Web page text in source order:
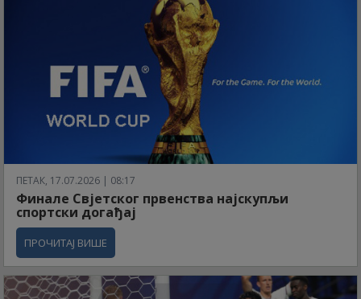
ПЕТАК, 17.07.2026 | 08:17
Финале Свјетског првенства најскупљи
спортски догађај
ПРОЧИТАЈ ВИШЕ